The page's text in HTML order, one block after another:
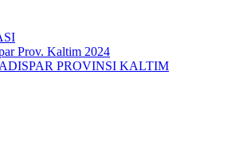
Prov. Kaltim 2024
PROVINSI KALTIM